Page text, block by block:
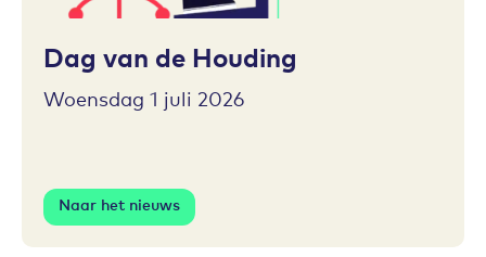
Toevoegen aan favorieten
Dag van de Houding
Woensdag 1 juli 2026
Naar het nieuws